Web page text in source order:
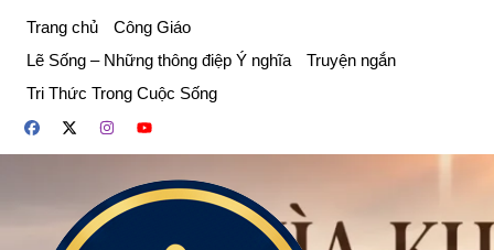
phần
dung
Trang chủ
Công Giáo
Lẽ Sống – Những thông điệp Ý nghĩa
Truyện ngắn
Tri Thức Trong Cuộc Sống